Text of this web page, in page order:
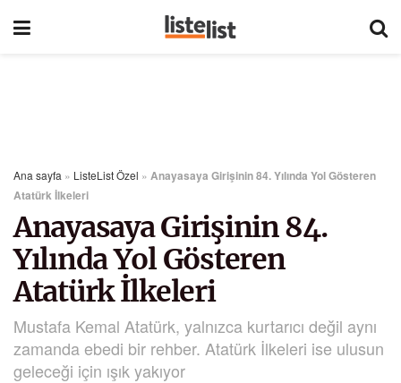
Ana sayfa » ListeList Özel » Anayasaya Girişinin 84. Yılında Yol Gösteren
Atatürk İlkeleri
Anayasaya Girişinin 84.
Yılında Yol Gösteren
Atatürk İlkeleri
Mustafa Kemal Atatürk, yalnızca kurtarıcı değil aynı
zamanda ebedi bir rehber. Atatürk İlkeleri ise ulusun
geleceği için ışık yakıyor